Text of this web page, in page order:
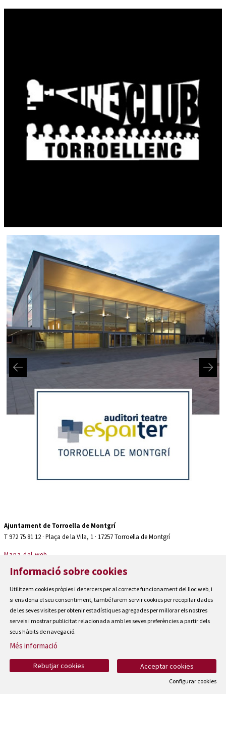
Ajuntament de Torroella de Montgrí
T 972 75 81 12 · Plaça de la Vila, 1 · 17257 Torroella de Montgrí
Mapa del web
Avís Legal
Cookies
Contactar
|
Accessibilitat
Informació sobre cookies
Utilitzem cookies pròpies i de tercers per al correcte funcionament del lloc web, i
si ens dona el seu consentiment, també farem servir cookies per recopilar dades
de les seves visites per obtenir estadístiques agregades per millorar els nostres
serveis i mostrar publicitat relacionada amb les seves preferències a partir dels
seus hàbits de navegació.
Més informació
Acceptar cookies
Rebutjar cookies
Configurar cookies